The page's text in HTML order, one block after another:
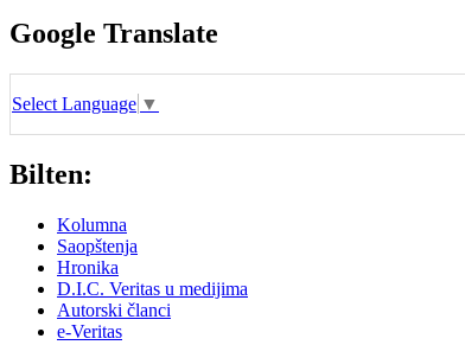
Google Translate
Select Language ▼
Bilten:
Kolumna
Saopštenja
Hronika
D.I.C. Veritas u medijima
Autorski članci
e-Veritas